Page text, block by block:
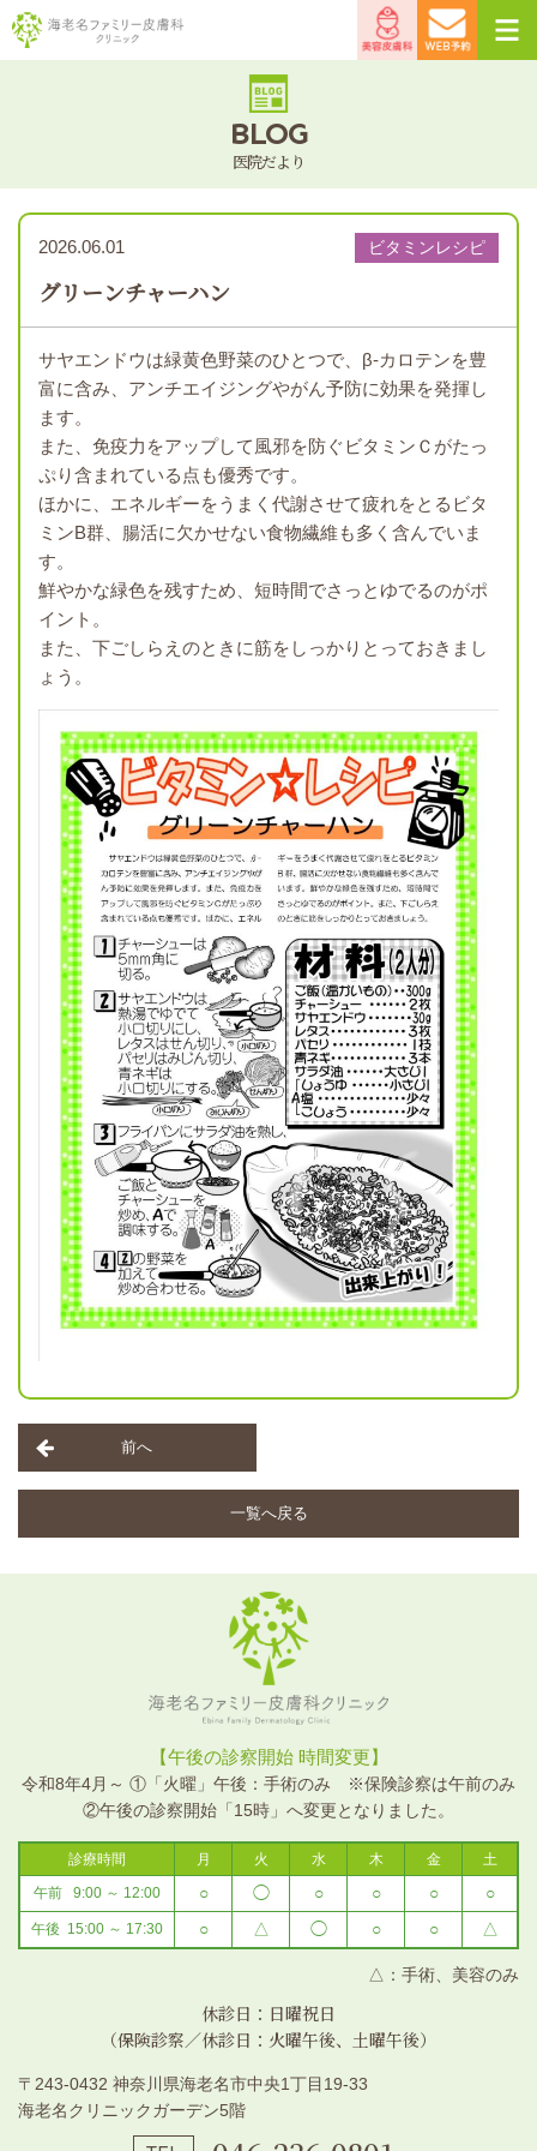
海老名ファミリー皮膚
BLOG
医院だより
2026.06.01 ビタミンレシピ
グリーンチャーハン
サヤエンドウは緑黄色野菜のひとつで、β-カロテンを豊
富に含み、アンチエイジングやがん予防に効果を発揮し
ます。
また、免疫力をアップして風邪を防ぐビタミンＣがたっ
ぷり含まれている点も優秀です。
ほかに、エネルギーをうまく代謝させて疲れをとるビタ
ミンB群、腸活に欠かせない食物繊維も多く含んでいま
す。
鮮やかな緑色を残すため、短時間でさっとゆでるのがポ
イント。
また、下ごしらえのときに筋をしっかりとっておきまし
ょう。
前へ
一覧へ戻る
ック
【午後の診察開始 時間変更】
令和8年4月～ ①「火曜」午後：手術のみ ※保険診察は午前のみ
②午後の診察開始「15時」へ変更となりました。
診療時間 月 火 水 木 金
土
午前 9:00 ～ 12:00
○ ◯ ○ ○ ○ ○
午後 15:00 ～ 17:30 ○ △ ◯ ○ ○ △
△：手術、美容のみ
休診日：日曜祝日
（保険診察／休診日：火曜午後、土曜午後）
〒243-0432 神奈川県海老名市中央1丁目19-33
海老名クリニックガーデン5階